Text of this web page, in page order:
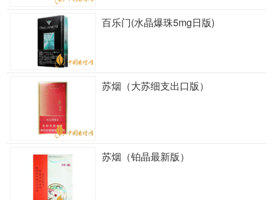
百乐门(水晶爆珠5mg日版)
苏烟（大苏细支出口版）
苏烟（铂晶最新版）